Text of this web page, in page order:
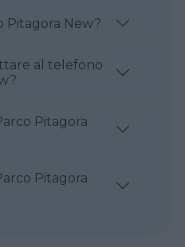
Parco Pitagora New?
al telefono